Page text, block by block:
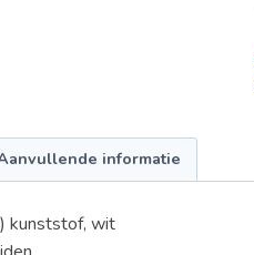
informatie
kunststof, wit